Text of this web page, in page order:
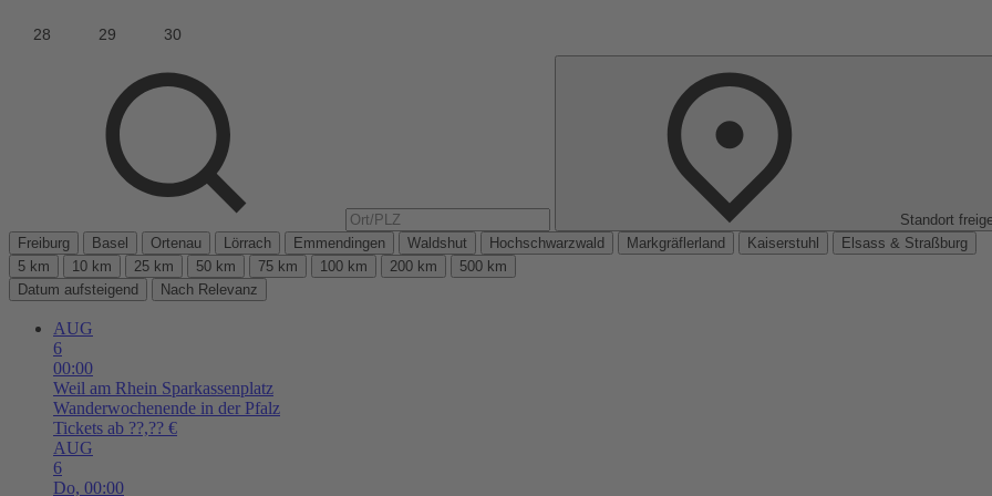
Standort
Freiburg
Basel Ortenau Lörrach Emmendingen Waldshut Hochschwarzwald Markgräflerland Kaiserstuhl
Elsass & Straßburg
5 km
10 km 25 km 50 km 75 km 100 km 200 km
500 km
Datum aufsteigend
Nach Relevanz
AUG
6
00:00
Weil am Rhein Sparkassenplatz
Wanderwochenende in der Pfalz
Tickets ab ??,?? €
AUG
6
Do, 00:00